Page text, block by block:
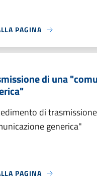
PAGINA
di una
di
generica"
PAGINA